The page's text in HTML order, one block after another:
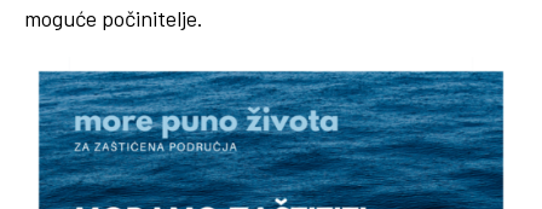
moguće počinitelje.